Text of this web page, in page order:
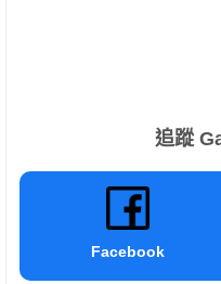
追蹤
Facebook